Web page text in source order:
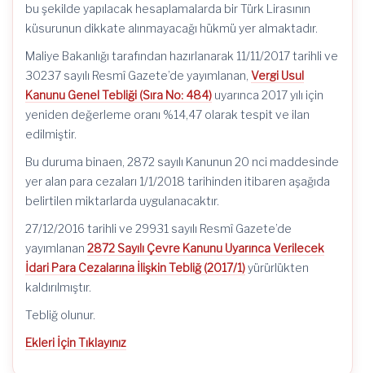
bu şekilde yapılacak hesaplamalarda bir Türk Lirasının
küsurunun dikkate alınmayacağı hükmü yer almaktadır.
Maliye Bakanlığı tarafından hazırlanarak 11/11/2017 tarihli ve
30237 sayılı Resmî Gazete’de yayımlanan, Vergi Usul
Kanunu Genel Tebliği (Sıra No: 484) uyarınca 2017 yılı için
yeniden değerleme oranı %14,47 olarak tespit ve ilan
edilmiştir.
Bu duruma binaen, 2872 sayılı Kanunun 20 nci maddesinde
yer alan para cezaları 1/1/2018 tarihinden itibaren aşağıda
belirtilen miktarlarda uygulanacaktır.
27/12/2016 tarihli ve 29931 sayılı Resmî Gazete’de
yayımlanan 2872 Sayılı Çevre Kanunu Uyarınca Verilecek
İdari Para Cezalarına İlişkin Tebliğ (2017/1)yürürlükten
kaldırılmıştır.
Tebliğ olunur.
Ekleri İçin Tıklayınız